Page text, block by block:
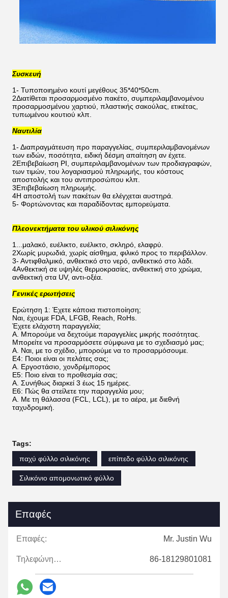
Συσκευή
1- Τυποποιημένο κουτί μεγέθους 35*40*50cm.
2Διατίθεται προσαρμοσμένο πακέτο, συμπεριλαμβανομένου
προσαρμοσμένου χαρτιού, πλαστικής σακούλας, ετικέτας,
τυπωμένου κουτιού κλπ.
Ναυτιλία
1- Διαπραγμάτευση προ παραγγελίας, συμπεριλαμβανομένων
των ειδών, ποσότητα, ειδική δέσμη απαίτηση αν έχετε.
2Επιβεβαίωση PI, συμπεριλαμβανομένων των προδιαγραφών,
των τιμών, του λογαριασμού πληρωμής, του κόστους
αποστολής και του αντιπροσώπου κλπ.
3Επιβεβαίωση πληρωμής.
4Η αποστολή των πακέτων θα ελέγχεται αυστηρά.
5- Φορτώνοντας και παραδίδοντας εμπορεύματα.
Πλεονεκτήματα του υλικού σιλικόνης
1...μαλακό, ευέλικτο, ευέλικτο, σκληρό, ελαφρύ.
2Χωρίς μυρωδιά, χωρίς αίσθημα, φιλικό προς το περιβάλλον.
3- Αντιφθαλμικό, ανθεκτικό στο νερό, ανθεκτικό στο λάδι.
4Ανθεκτική σε υψηλές θερμοκρασίες, ανθεκτική στο χρώμα,
ανθεκτική στα UV, αντι-οξέα.
Γενικές ερωτήσεις
Ερώτηση 1: Έχετε κάποια πιστοποίηση;
Ναι, έχουμε FDA, LFGB, Reach, RoHs.
Έχετε ελάχιστη παραγγελία;
Α. Μπορούμε να δεχτούμε παραγγελίες μικρής ποσότητας.
Μπορείτε να προσαρμόσετε σύμφωνα με το σχεδιασμό μας;
Α. Ναι, με το σχέδιο, μπορούμε να το προσαρμόσουμε.
Ε4: Ποιοι είναι οι πελάτες σας;
Α. Εργοστάσιο, χονδρέμπορος
Ε5: Ποιο είναι το προθεσμία σας;
Α. Συνήθως διαρκεί 3 έως 15 ημέρες.
Ε6: Πώς θα στείλετε την παραγγελία μου;
Α. Με τη θάλασσα (FCL, LCL), με το αέρα, με διεθνή
ταχυδρομική.
Tags:
παχύ φύλλο σιλικόνης
επίπεδο φύλλο σιλικόνης
Σιλικόνιο απομονωτικό φύλλο
Επαφές
Επαφές: Mr. Justin Wu
Τηλεφώνημα: 86-18129801081